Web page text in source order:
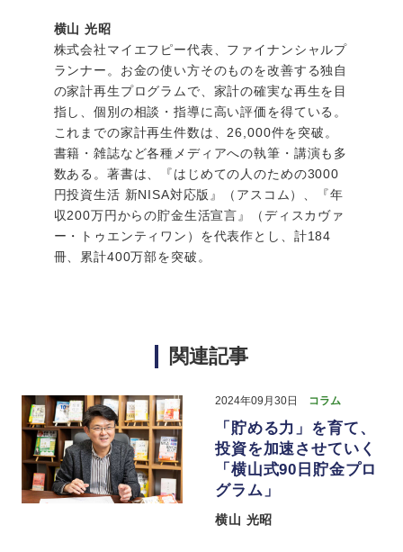
横山 光昭
株式会社マイエフピー代表、ファイナンシャルプ
ランナー。お金の使い方そのものを改善する独自
の家計再生プログラムで、家計の確実な再生を目
指し、個別の相談・指導に高い評価を得ている。
これまでの家計再生件数は、26,000件を突破。
書籍・雑誌など各種メディアへの執筆・講演も多
数ある。著書は、『はじめての人のための3000
円投資生活 新NISA対応版』（アスコム）、『年
収200万円からの貯金生活宣言』（ディスカヴァ
ー・トゥエンティワン）を代表作とし、計184
冊、累計400万部を突破。
関連記事
2024年09月30日 コラム
「貯める力」を育て、
投資を加速させていく
「横山式90日貯金プロ
グラム」
横山 光昭